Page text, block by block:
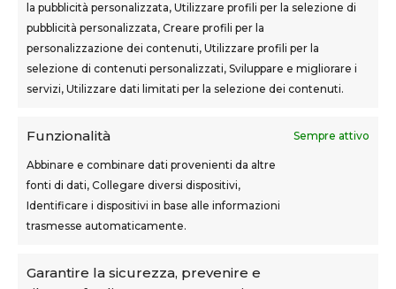
la pubblicità personalizzata, Utilizzare profili per la selezione di
pubblicità personalizzata, Creare profili per la
personalizzazione dei contenuti, Utilizzare profili per la
selezione di contenuti personalizzati, Sviluppare e migliorare i
servizi, Utilizzare dati limitati per la selezione dei contenuti.
Funzionalità Sempre attivo
Abbinare e combinare dati provenienti da altre
fonti di dati, Collegare diversi dispositivi,
Identificare i dispositivi in base alle informazioni
trasmesse automaticamente.
Garantire la sicurezza, prevenire e
SEDI CORSI
Sovigliana – Vinci
Via F.lli Cairoli, 12
Castelfranco di Sotto
Teknoform srl – p.iva 05765060487 – Cap. Soc. euro
10.000 – CCIAA Toscana Nord Ovest – n.isc. REA PI-